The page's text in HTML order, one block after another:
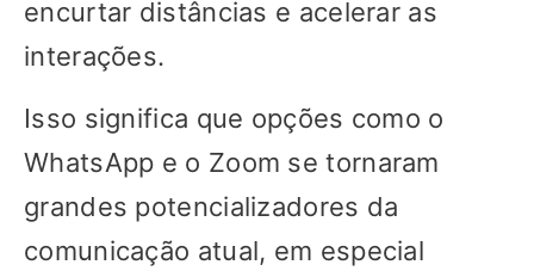
encurtar distâncias e acelerar as
interações.
Isso significa que opções como o
WhatsApp e o Zoom se tornaram
grandes potencializadores da
comunicação atual, em especial